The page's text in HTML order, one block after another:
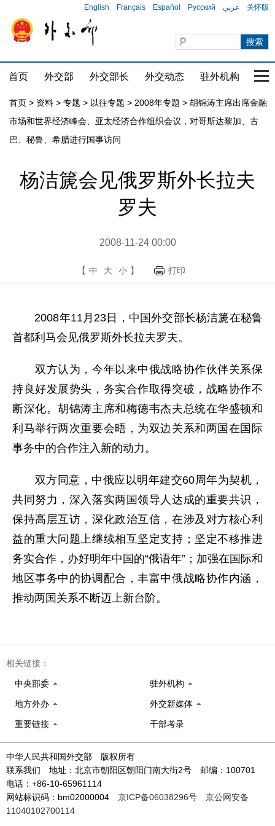
English Français Español Русский عربي 关怀版
首页 外交部 外交部长 外交动态 驻外机构 国
首页 > 资料 > 专题 > 以往专题 > 2008年专题 > 胡锦涛主席出席金融
市场和世界经济峰会、亚太经济合作组织会议，对哥斯达黎加、古
巴、秘鲁、希腊进行国事访问
杨洁篪会见俄罗斯外长拉夫
罗夫
2008-11-24 00:00
【 中 大 小 】 打印
2008年11月23日，中国外交部长杨洁篪在秘鲁
首都利马会见俄罗斯外长拉夫罗夫。
双方认为，今年以来中俄战略协作伙伴关系保
持良好发展势头，务实合作取得突破，战略协作不
断深化。胡锦涛主席和梅德韦杰夫总统在华盛顿和
利马举行两次重要会晤，为双边关系和两国在国际
事务中的合作注入新的动力。
双方同意，中俄应以明年建交60周年为契机，
共同努力，深入落实两国领导人达成的重要共识，
保持高层互访，深化政治互信，在涉及对方核心利
益的重大问题上继续相互坚定支持；坚定不移推进
务实合作，办好明年中国的“俄语年”；加强在国际和
地区事务中的协调配合，丰富中俄战略协作内涵，
推动两国关系不断迈上新台阶。
相关链接：
中央部委 驻外机构
地方外办 外交新媒体
重要链接 干部考录
中华人民共和国外交部 版权所有
联系我们 地址：北京市朝阳区朝阳门南大街2号 邮编：100701
电话：+86-10-65961114
网站标识码：bm02000004 京ICP备06038296号
京公网安备
11040102700114